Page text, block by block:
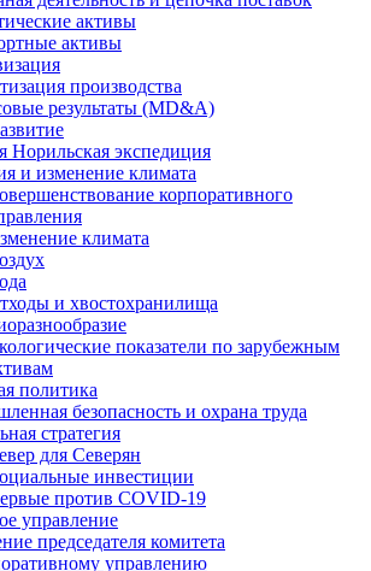
активы
активы
производства
результаты (MD&A)
Норильская экспедиция
и изменение климата
корпоративного
климата
и хвостохранилища
показатели по зарубежным
политика
безопасность и охрана труда
стратегия
для Северян
инвестиции
против COVID‑19
управление
председателя комитета
управлению